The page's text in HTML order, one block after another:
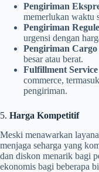
Pengiriman
memerlukan waktu
Pengiriman
urgensi dengan
Pengiriman Cargo
besar atau berat.
Fulfillment Service
commerce,
pengiriman.
5. Harga Kompetitif
Meski menawarkan
menjaga seharga yang
dan diskon menarik bagi
ekonomis bagi beberapa